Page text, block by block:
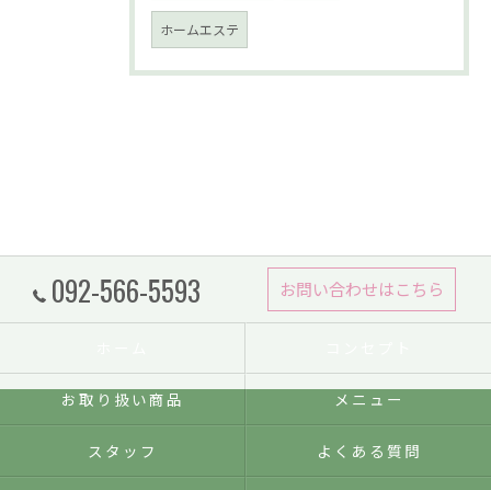
ホームエステ
092-566-5593 お問い合わせはこちら
お取り扱い商品 メニュー
スタッフ よくある質問